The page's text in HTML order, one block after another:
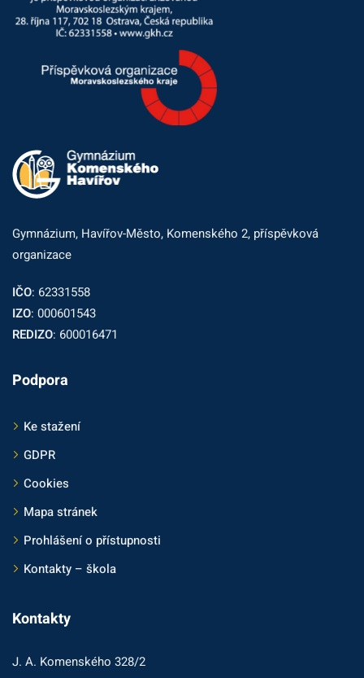
Gymnázium, Havířov-Město, Komenského 2, příspěvková
organizace
IČO: 62331558
IZO: 000601543
REDIZO: 600016471
Podpora
Ke stažení
GDPR
Cookies
Mapa stránek
Prohlášení o přístupnosti
Kontakty – škola
Kontakty
J. A. Komenského 328/2